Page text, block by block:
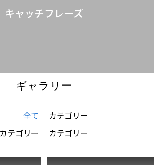
キャ ッチフ レーズ
ギャラリー
全て
カテゴリー
カテゴリー
カテゴリー